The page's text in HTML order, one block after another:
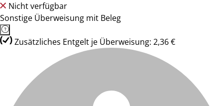
Nicht verfügbar
Sonstige Überweisung mit Beleg
Zusätzliches Entgelt je Überweisung: 2,36 €